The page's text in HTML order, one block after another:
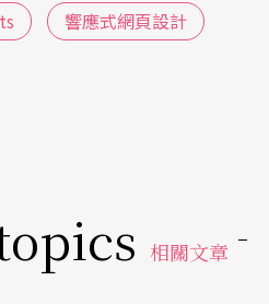
資訊安全服務的強度，希
皆能順暢而安心。同時，
顧客體驗
響應式網頁設計
相關文章